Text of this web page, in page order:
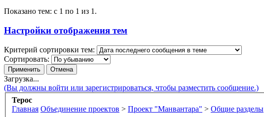
Показано тем: с 1 по 1 из 1.
Настройки отображения тем
Критерий сортировки тем:
Сортировать:
Загрузка...
(Вы должны войти или зарегистрироваться, чтобы разместить сообщение.)
Терос
Главная Объединение проектов > Проект "Манвантара" > Общие разделы